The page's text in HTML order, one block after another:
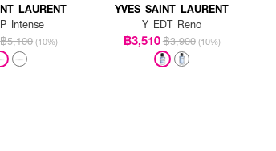
LAURENT
Intense
฿5,100 (10%)
YVES SAINT LAURENT
Y EDT Reno
฿3,510฿3,900 (10%)